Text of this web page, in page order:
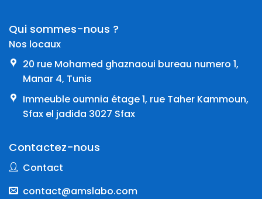
Qui sommes-nous ?
Nos locaux
20 rue Mohamed ghaznaoui bureau numero 1,
Manar 4, Tunis
Immeuble oumnia étage 1, rue Taher Kammoun,
Sfax el jadida 3027 Sfax
Contactez-nous
Contact
contact@amslabo.com